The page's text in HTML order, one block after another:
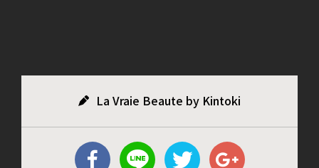
La Vraie Beaute by Kintoki